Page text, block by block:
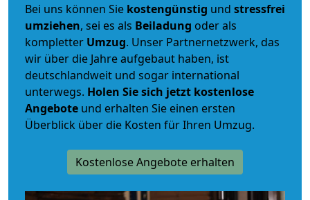
Bei uns können Sie kostengünstig und stressfrei
umziehen, sei es als Beiladung oder als
kompletter Umzug. Unser Partnernetzwerk, das
wir über die Jahre aufgebaut haben, ist
deutschlandweit und sogar international
unterwegs. Holen Sie sich jetzt kostenlose
Angebote und erhalten Sie einen ersten
Überblick über die Kosten für Ihren Umzug.
Kostenlose Angebote erhalten